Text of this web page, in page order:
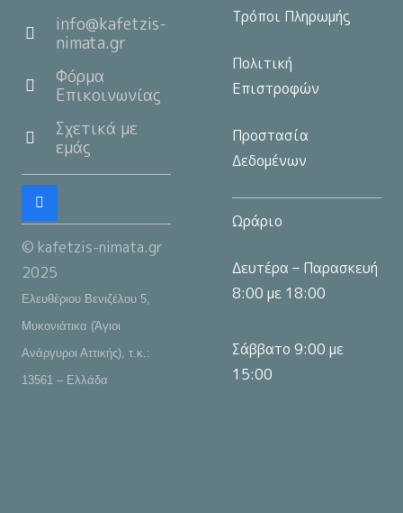
info@kafetzis-
nimata.gr
Φόρμα
Επικοινωνίας
Σχετικά με
εμάς
© kafetzis-nimata.gr
2025
Ελευθέριου Βενιζέλου 5,
Μυκονιάτικα (Άγιοι
Ανάργυροι Αττικής), τ.κ.:
13561 – Ελλάδα
Τρόποι Πληρωμής
Πολιτική
Επιστροφών
Προστασία
Δεδομένων
Ωράριο
Δευτέρα – Παρασκευή
8:00 με 18:00
Σάββατο 9:00 με
15:00